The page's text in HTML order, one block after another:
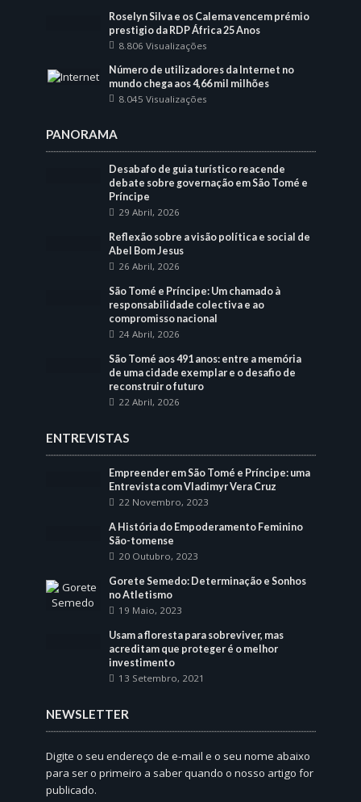
Roselyn Silva e os Calema vencem prémio
prestigio da RDP África 25 Anos
8.806 Visualizações
Número de utilizadores da Internet no
mundo chega aos 4,66 mil milhões
8.045 Visualizações
PANORAMA
Desabafo de guia turístico reacende
debate sobre governação em São Tomé e
Príncipe
29 Abril, 2026
Reflexão sobre a visão política e social de
Abel Bom Jesus
26 Abril, 2026
São Tomé e Príncipe: Um chamado à
responsabilidade colectiva e ao
compromisso nacional
24 Abril, 2026
São Tomé aos 491 anos: entre a memória
de uma cidade exemplar e o desafio de
reconstruir o futuro
22 Abril, 2026
ENTREVISTAS
Empreender em São Tomé e Príncipe: uma
Entrevista com Vladimyr Vera Cruz
22 Novembro, 2023
A História do Empoderamento Feminino
São-tomense
20 Outubro, 2023
Gorete Semedo: Determinação e Sonhos
no Atletismo
19 Maio, 2023
Usam a floresta para sobreviver, mas
acreditam que proteger é o melhor
investimento
13 Setembro, 2021
NEWSLETTER
Digite o seu endereço de e-mail e o seu nome abaixo
para ser o primeiro a saber quando o nosso artigo for
publicado.